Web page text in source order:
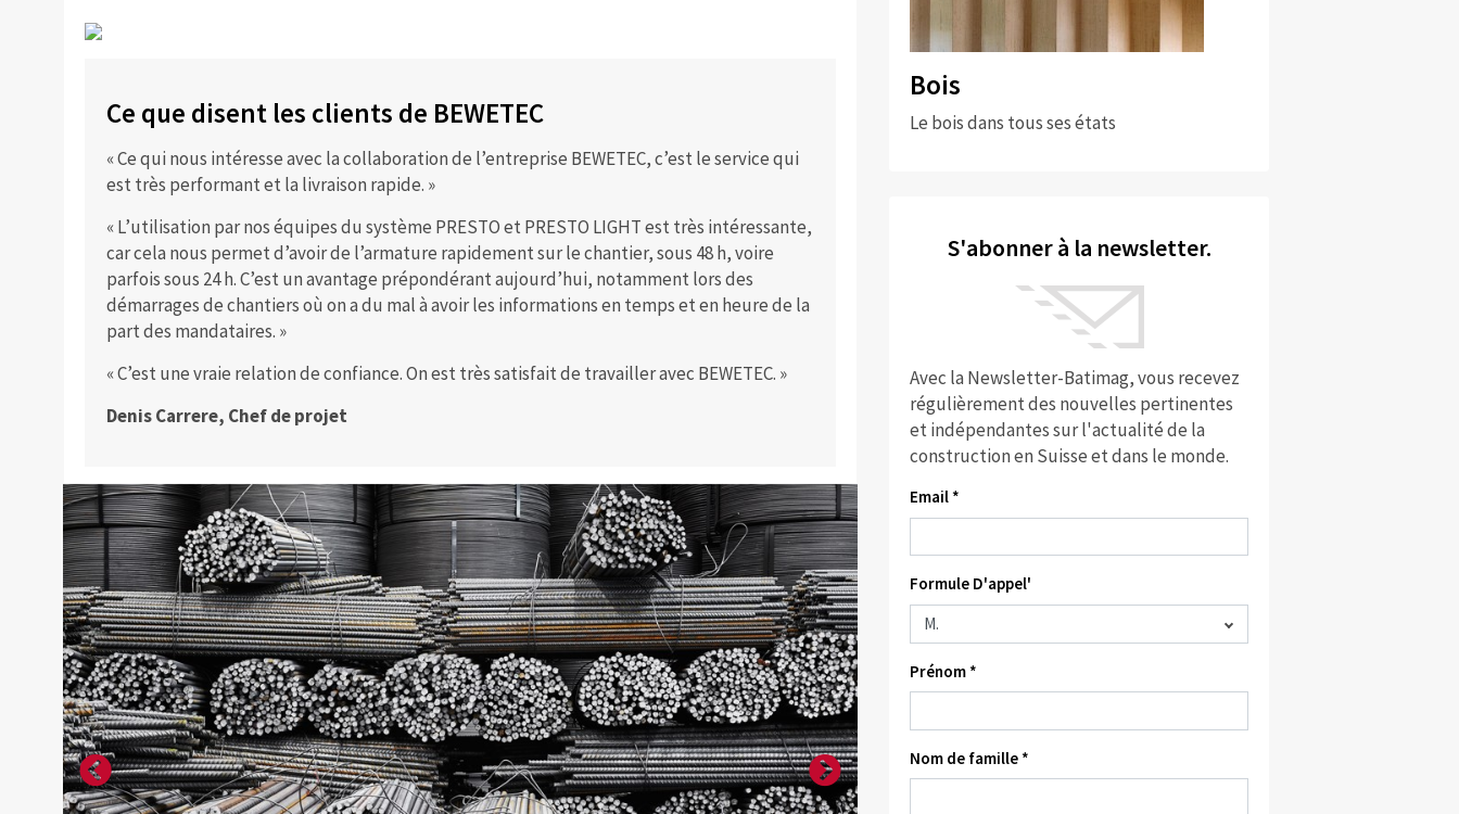
Ce que disent les clients de BEWETEC
« Ce qui nous intéresse avec la collaboration de l’entreprise BEWETEC, c’est le ser­vice qui
est très performant et la livraison rapide. »
« L’utilisation par nos équipes du système PRESTO et PRESTO LIGHT est très intéres­sante,
car cela nous permet d’avoir de l’armature rapidement sur le chantier, sous 48 h, voire
parfois sous 24 h. C’est un avantage prépondérant aujourd’hui, notam­ment lors des
démarrages de chantiers où on a du mal à avoir les informations en temps et en heure de la
part des mandataires. »
« C’est une vraie relation de confiance. On est très satisfait de travailler avec BEWETEC. »
Denis Carrere, Chef de projet
Bois
Le bois dans tous ses états
S'abonner à la newsletter.
Avec la Newsletter-Batimag, vous recevez
régulièrement des nouvelles pertinentes
et indépendantes sur l'actualité de la
construction en Suisse et dans le monde.
Email *
Formule D'appel'
Prénom *
Nom de famille *